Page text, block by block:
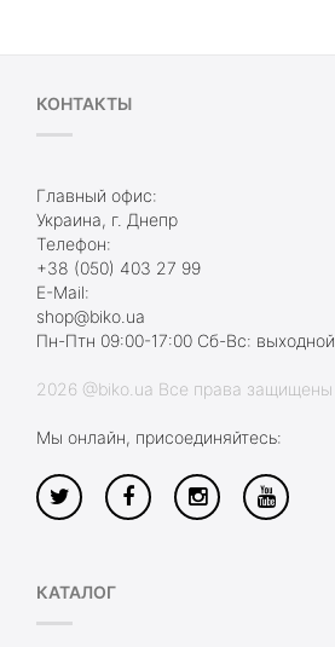
КОНТАКТЫ
Главный офис:
Украина, г. Днепр
Телефон:
+38 (050) 403 27 99
E-Mail:
shop@biko.ua
Пн-Птн 09:00-17:00 Сб-Вс: выходной
2026 @biko.ua Все права защищены
Мы онлайн, присоединяйтесь:
КАТАЛОГ